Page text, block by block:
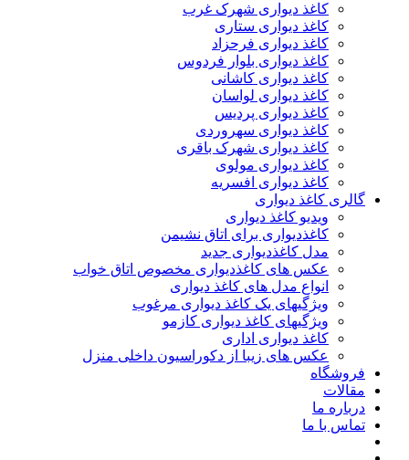
کاغذ دیواری شهرک غرب
کاغذ دیواری ستاری
کاغذ دیواری فرحزاد
کاغذ دیواری بلوار فردوس
کاغذ دیواری کاشانی
کاغذ دیواری لواسان
کاغذ دیواری پردیس
کاغذ دیواری سهروردی
کاغذ دیواری شهرک باقری
کاغذ دیواری مولوی
کاغذ دیواری افسریه
گالری کاغذ دیواری
ویدیو کاغذ دیواری
کاغذدیواری برای اتاق نشیمن
مدل کاغذدیواری جدید
عکس های کاغذدیواری مخصوص اتاق خواب
انواع مدل های کاغذ دیواری
ویژگیهای یک کاغذ دیواری مرغوب
ویژگیهای کاغذ دیواری کازمو
کاغذ دیواری اداری
عکس های زیبا از دکوراسیون داخلی منزل
فروشگاه
مقالات
درباره ما
تماس با ما